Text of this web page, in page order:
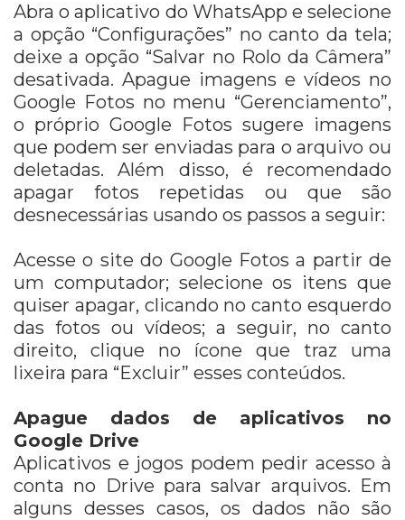
Abra o aplicativo do WhatsApp e selecione
a opção “Configurações” no canto da tela;
deixe a opção “Salvar no Rolo da Câmera”
desativada. Apague imagens e vídeos no
Google Fotos no menu “Gerenciamento”,
o próprio Google Fotos sugere imagens
que podem ser enviadas para o arquivo ou
deletadas. Além disso, é recomendado
apagar fotos repetidas ou que são
desnecessárias usando os passos a seguir:
Acesse o site do Google Fotos a partir de
um computador; selecione os itens que
quiser apagar, clicando no canto esquerdo
das fotos ou vídeos; a seguir, no canto
direito, clique no ícone que traz uma
lixeira para “Excluir” esses conteúdos.
Apague dados de aplicativos no
Google Drive
Aplicativos e jogos podem pedir acesso à
conta no Drive para salvar arquivos. Em
alguns desses casos, os dados não são